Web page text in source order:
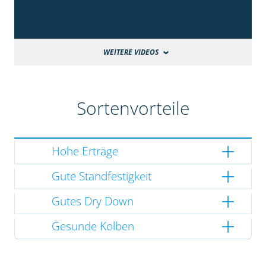
WEITERE VIDEOS
Sortenvorteile
Hohe Erträge
Gute Standfestigkeit
Gutes Dry Down
Gesunde Kolben